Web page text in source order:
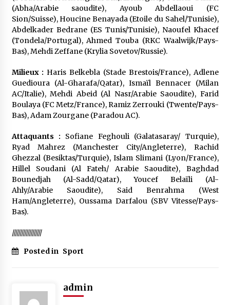
(Abha/Arabie saoudite), Ayoub Abdellaoui (FC
Sion/Suisse), Houcine Benayada (Etoile du Sahel/Tunisie),
Abdelkader Bedrane (ES Tunis/Tunisie), Naoufel Khacef
(Tondela/Portugal), Ahmed Touba (RKC Waalwijk/Pays-
Bas), Mehdi Zeffane (Krylia Sovetov/Russie).
Milieux : Haris Belkebla (Stade Brestois/France), Adlene
Guedioura (Al-Gharafa/Qatar), Ismaïl Bennacer (Milan
AC/Italie), Mehdi Abeid (Al Nasr/Arabie Saoudite), Farid
Boulaya (FC Metz/France), Ramiz Zerrouki (Twente/Pays-
Bas), Adam Zourgane (Paradou AC).
Attaquants : Sofiane Feghouli (Galatasaray/ Turquie),
Ryad Mahrez (Manchester City/Angleterre), Rachid
Ghezzal (Besiktas/Turquie), Islam Slimani (Lyon/France),
Hillel Soudani (Al Fateh/ Arabie Saoudite), Baghdad
Bounedjah (Al-Sadd/Qatar), Youcef Belaïli (Al-
Ahly/Arabie Saoudite), Said Benrahma (West
Ham/Angleterre), Oussama Darfalou (SBV Vitesse/Pays-
Bas).
///////////////////
Posted in Sport
admin